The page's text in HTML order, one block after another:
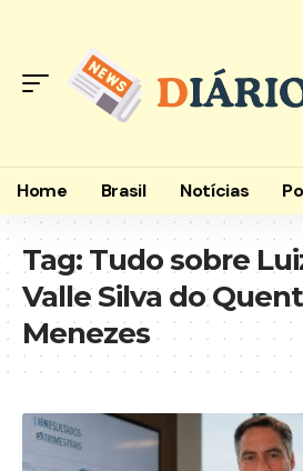
Home Brasil Notícias
Tag: Tudo sobre
Valle Silva do
Menezes